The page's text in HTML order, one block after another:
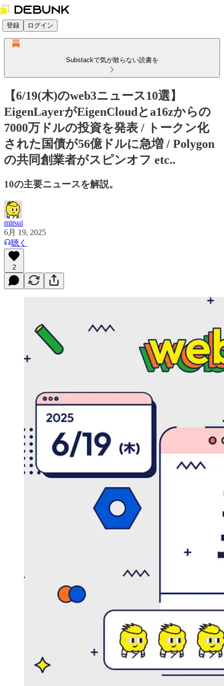
登録 ログイン
Substackで気が散らない読書を
【6/19(木)のweb3ニュース10選】
EigenLayerがEigenCloudとa16zからの
7000万ドルの投資を発表 / トークン化
された国債が56億ドルに急増 / Polygon
の共同創業者がスピンオフ etc..
10の主要ニュースを解説。
mitsui
6月 19, 2025
聴く
2